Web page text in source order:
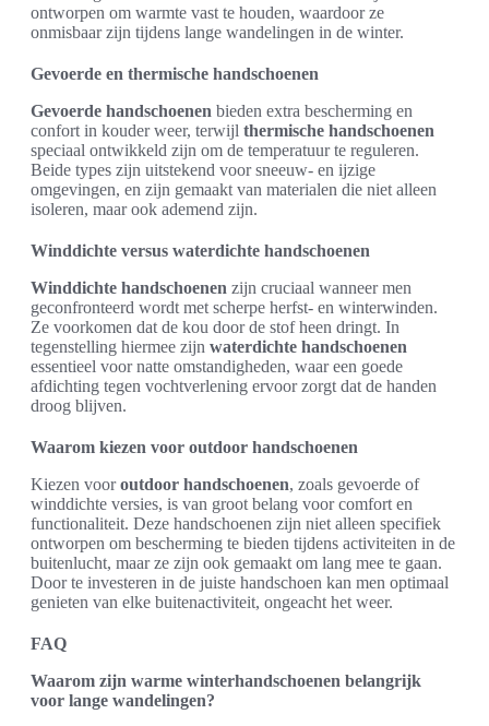
ontworpen om warmte vast te houden, waardoor ze
onmisbaar zijn tijdens lange wandelingen in de winter.
Gevoerde en thermische handschoenen
Gevoerde handschoenen bieden extra bescherming en
confort in kouder weer, terwijl thermische handschoenen
speciaal ontwikkeld zijn om de temperatuur te reguleren.
Beide types zijn uitstekend voor sneeuw- en ijzige
omgevingen, en zijn gemaakt van materialen die niet alleen
isoleren, maar ook ademend zijn.
Winddichte versus waterdichte handschoenen
Winddichte handschoenen zijn cruciaal wanneer men
geconfronteerd wordt met scherpe herfst- en winterwinden.
Ze voorkomen dat de kou door de stof heen dringt. In
tegenstelling hiermee zijn waterdichte handschoenen
essentieel voor natte omstandigheden, waar een goede
afdichting tegen vochtverlening ervoor zorgt dat de handen
droog blijven.
Waarom kiezen voor outdoor handschoenen
Kiezen vooroutdoor handschoenen, zoals gevoerde of
winddichte versies, is van groot belang voor comfort en
functionaliteit. Deze handschoenen zijn niet alleen specifiek
ontworpen om bescherming te bieden tijdens activiteiten in de
buitenlucht, maar ze zijn ook gemaakt om lang mee te gaan.
Door te investeren in de juiste handschoen kan men optimaal
genieten van elke buitenactiviteit, ongeacht het weer.
FAQ
Waarom zijn warme winterhandschoenen belangrijk
voor lange wandelingen?